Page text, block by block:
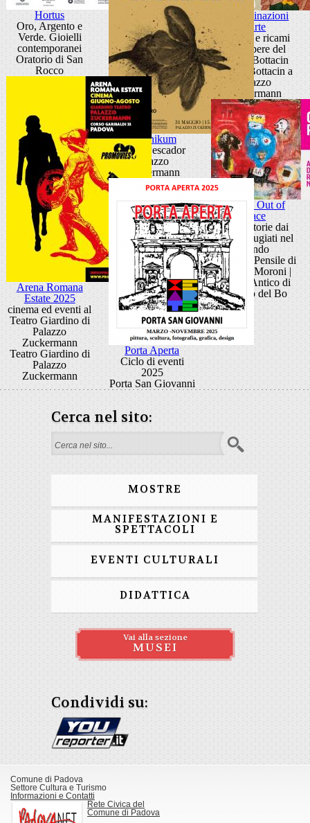
Hortus
Oro, Argento e
Verde. Gioielli
contemporanei
Oratorio di San
Rocco
Contaminazioni
d'arte
Disegni e ricami
dalle opere del
Museo Bottacin
Museo Bottacin a
Palazzo
Zuckermann
Botanikum
Lucia Pescador
Palazzo
Zuckermann
Arena Romana
Estate 2025
cinema ed eventi al
Teatro Giardino di
Palazzo
Zuckermann
Teatro Giardino di
Palazzo
Zuckermann
Mostra Out of
Place
Arte e storie dai
campi rifugiati nel
mondo
Giardino Pensile di
Palazzo Moroni |
Cortile Antico di
Palazzo del Bo
Porta Aperta
Ciclo di eventi
2025
Porta San Giovanni
Cerca nel sito:
Form di ricerca
MOSTRE
MANIFESTAZIONI E
SPETTACOLI
EVENTI CULTURALI
DIDATTICA
Vai alla sezione
MUSEI
Condividi su:
Comune di Padova
Settore Cultura e Turismo
Informazioni e Contatti
Rete Civica del
Comune di Padova